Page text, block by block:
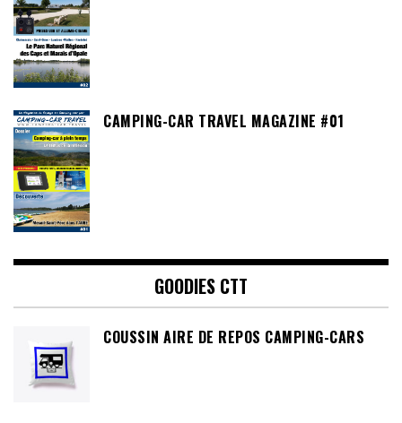
CAMPING-CAR TRAVEL MAGAZINE #01
GOODIES CTT
COUSSIN AIRE DE REPOS CAMPING-CARS